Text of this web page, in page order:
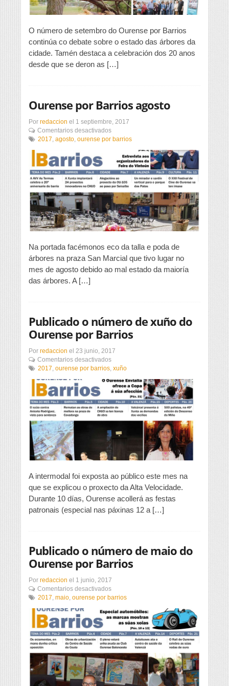
O número de setembro do Ourense por Barrios
continúa co debate sobre o estado das árbores da
cidade. Tamén destaca a celebración dos 20 anos
desde que se deron as […]
Ourense por Barrios agosto
Por redaccion el 1 septiembre, 2017
Comentarios desactivadosen
Ourense
Barrios
agosto
2017, agosto, ourense por barrios
Na portada facémonos eco da talla e poda de
árbores na praza San Marcial que tivo lugar no
mes de agosto debido ao mal estado da maioría
das árbores. A […]
Publicado o número de xuño do
Ourense por Barrios
Por redaccion el 23 junio, 2017
Comentarios desactivadosen
Publicado
número
de
xuño
do
Ourense
por
Barrios
2017, ourense por barrios, xuño
A intermodal foi exposta ao público este mes na
que se explicou o proxecto da Alta Velocidade.
Durante 10 días, Ourense acollerá as festas
patronais (especial nas páxinas 12 a […]
Publicado o número de maio do
Ourense por Barrios
Por redaccion el 1 junio, 2017
Comentarios desactivadosen
Publicado
número
maio
do
Ourense
por
Barrios
2017, maio, ourense por barrios